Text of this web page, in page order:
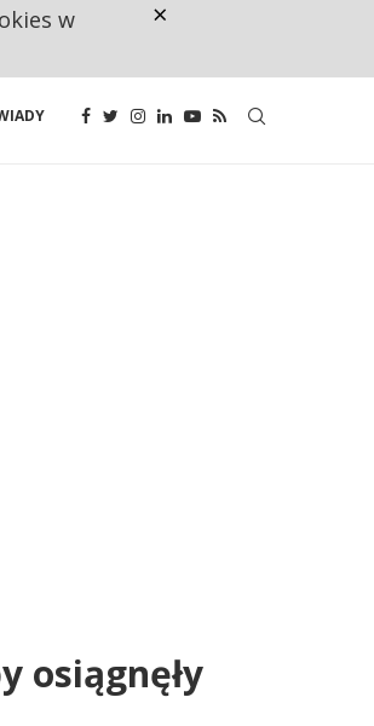
osiągnęły
w
×